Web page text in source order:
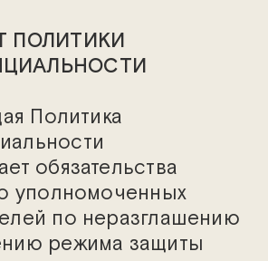
ПОЛИТИКИ
Политика
обязательства
уполномоченных
по неразглашению
режима защиты